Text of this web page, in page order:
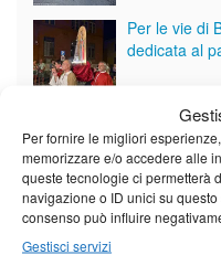
Per fornire le migliori
memorizzare e/o accedere alle
queste tecnologie ci permetterà
navigazione o ID unici su
consenso può influire
Gestisci servizi
Per le vie di
dedicata al
Partite le